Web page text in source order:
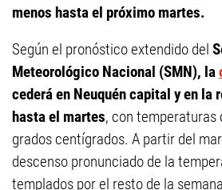
menos hasta el próximo martes.
Según el pronóstico extendido del
Meteorológico Nacional (SMN), la
cederá en Neuquén capital y en la
hasta el martes, con temperaturas
grados centígrados. A partir del
descenso pronunciado de la
templados por el resto de la